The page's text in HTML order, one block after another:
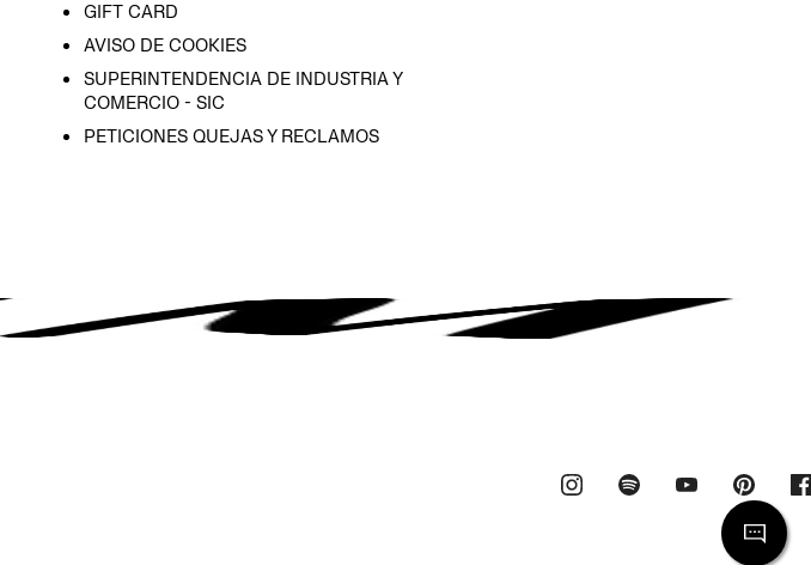
GIFT CARD
AVISO DE COOKIES
SUPERINTENDENCIA DE INDUSTRIA Y
COMERCIO - SIC
PETICIONES QUEJAS Y RECLAMOS